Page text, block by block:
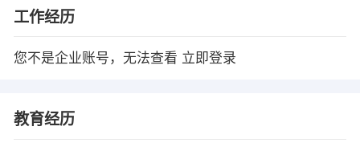
工作经历
您不是企业账号，无法查看 立即登录
教育经历